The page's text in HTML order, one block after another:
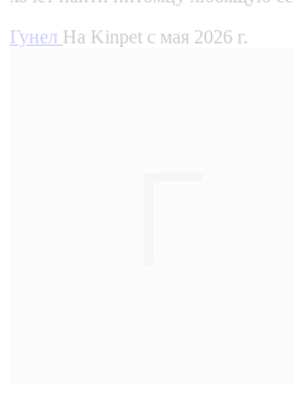
Гунел На Kinpet c мая 2026 г.